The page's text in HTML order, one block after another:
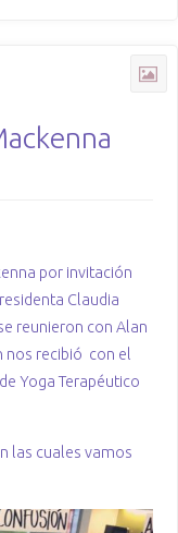
por invitación
Claudia
reunieron con Alan
nos recibió con el
Yoga Terapéutico
las cuales vamos